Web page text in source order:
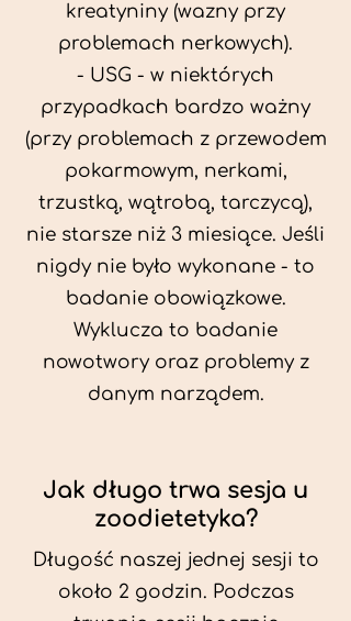
kreatyniny (wazny przy
problemach nerkowych).
- USG - w niektórych
przypadkach bardzo ważny
(przy problemach z przewodem
pokarmowym, nerkami,
trzustką, wątrobą, tarczycą),
nie starsze niż 3 miesiące. Jeśli
nigdy nie było wykonane - to
badanie obowiązkowe.
Wyklucza to badanie
nowotwory oraz problemy z
danym narządem.
Jak długo trwa sesja u
zoodietetyka?
Długość naszej jednej sesji to
około 2 godzin. Podczas